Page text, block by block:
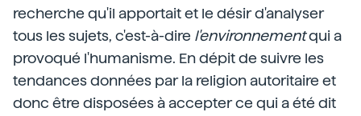
recherche qu'il apportait et le désir d'analyser
tous les sujets, c'est-à-dire l'environnementqui a
provoqué l'humanisme. En dépit de suivre les
tendances données par la religion autoritaire et
donc être disposées à accepter ce qui a été dit